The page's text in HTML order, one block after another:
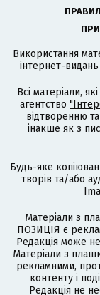
Використання
інтернет-
Всі матеріали,
агентство
відтворенню
інакше як з
Будь-яке
творів та/або
Матеріали з
ПОЗИЦІЯ є
Редакція може
Матеріали з
рекламними,
контенту і
Редакція не